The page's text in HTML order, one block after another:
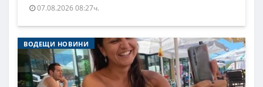
07.08.2026 08:27ч.
ВОДЕЩИ НОВИНИ